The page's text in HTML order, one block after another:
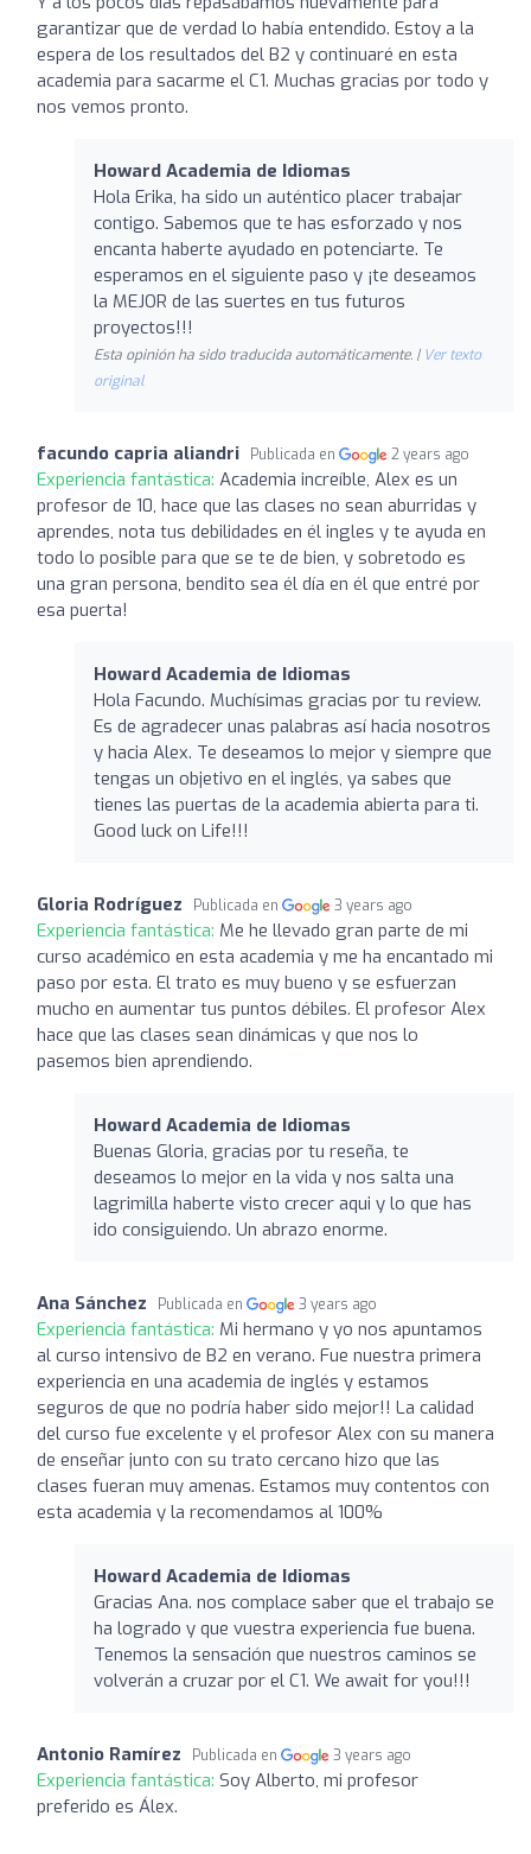
garantizar que de verdad lo había entendido. Estoy a la
espera de los resultados del B2 y continuaré en esta
academia para sacarme el C1. Muchas gracias por todo y
nos vemos pronto.
Howard Academia de Idiomas
Hola Erika, ha sido un auténtico placer trabajar
contigo. Sabemos que te has esforzado y nos
encanta haberte ayudado en potenciarte. Te
esperamos en el siguiente paso y ¡te deseamos
la MEJOR de las suertes en tus futuros
proyectos!!!
Esta opinión ha sido traducida automáticamente. | Ver texto
original
facundo capria aliandri Publicada en 2 years ago
Experiencia fantástica: Academia increíble, Alex es un
profesor de 10, hace que las clases no sean aburridas y
aprendes, nota tus debilidades en él ingles y te ayuda en
todo lo posible para que se te de bien, y sobretodo es
una gran persona, bendito sea él día en él que entré por
esa puerta!
Howard Academia de Idiomas
Hola Facundo. Muchísimas gracias por tu review.
Es de agradecer unas palabras así hacia nosotros
y hacia Alex. Te deseamos lo mejor y siempre que
tengas un objetivo en el inglés, ya sabes que
tienes las puertas de la academia abierta para ti.
Good luck on Life!!!
Gloria Rodríguez Publicada en 3 years ago
Experiencia fantástica: Me he llevado gran parte de mi
curso académico en esta academia y me ha encantado mi
paso por esta. El trato es muy bueno y se esfuerzan
mucho en aumentar tus puntos débiles. El profesor Alex
hace que las clases sean dinámicas y que nos lo
pasemos bien aprendiendo.
Howard Academia de Idiomas
Buenas Gloria, gracias por tu reseña, te
deseamos lo mejor en la vida y nos salta una
lagrimilla haberte visto crecer aqui y lo que has
ido consiguiendo. Un abrazo enorme.
Ana Sánchez Publicada en 3 years ago
Experiencia fantástica: Mi hermano y yo nos apuntamos
al curso intensivo de B2 en verano. Fue nuestra primera
experiencia en una academia de inglés y estamos
seguros de que no podría haber sido mejor!! La calidad
del curso fue excelente y el profesor Alex con su manera
de enseñar junto con su trato cercano hizo que las
clases fueran muy amenas. Estamos muy contentos con
esta academia y la recomendamos al 100%
Howard Academia de Idiomas
Gracias Ana. nos complace saber que el trabajo se
ha logrado y que vuestra experiencia fue buena.
Tenemos la sensación que nuestros caminos se
volverán a cruzar por el C1. We await for you!!!
Antonio Ramírez Publicada en 3 years ago
Experiencia fantástica: Soy Alberto, mi profesor
preferido es Álex.